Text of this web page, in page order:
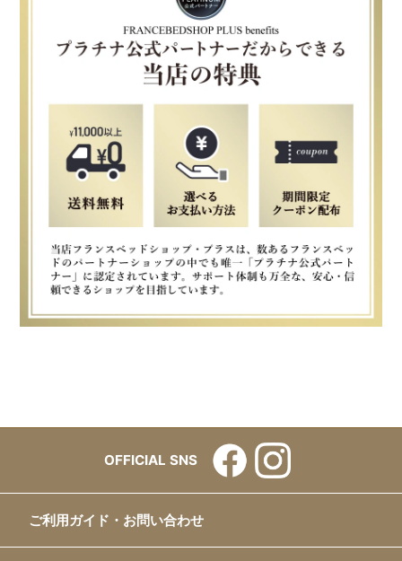
OFFICIAL SNS
ご利用ガイド・お問い合わせ